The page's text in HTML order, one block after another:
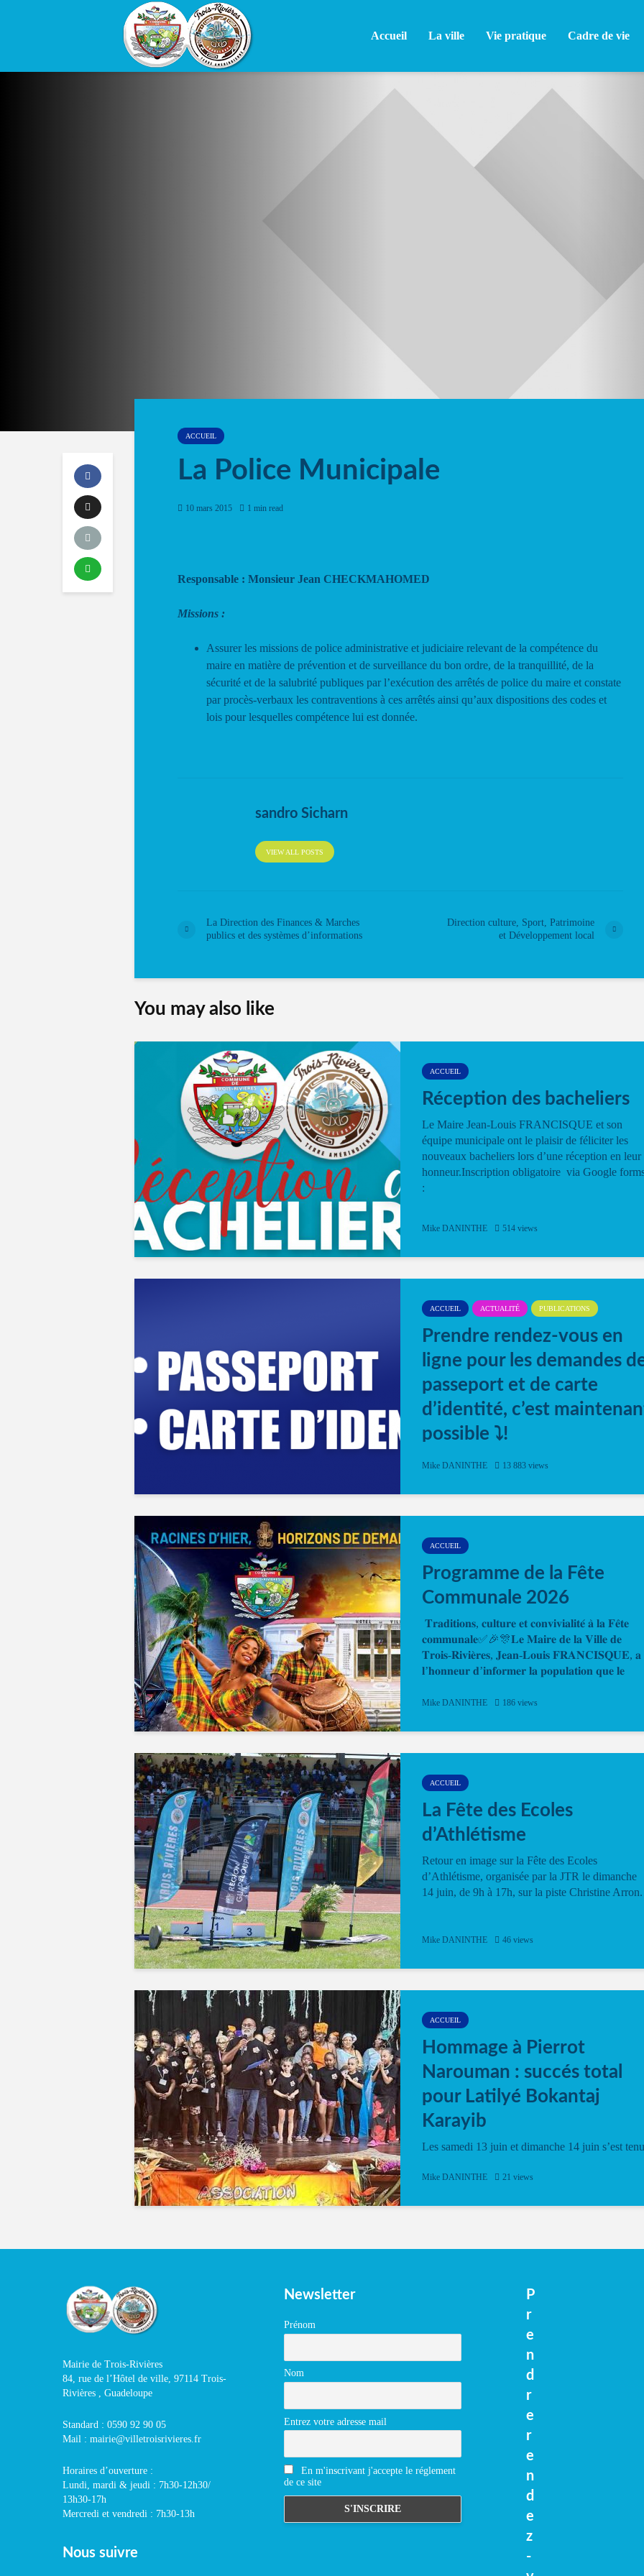
Accueil La ville Vie pratique Cadre de vie
ACCUEIL
La Police Municipale
10 mars 2015 1 min read
Responsable : Monsieur Jean CHECKMAHOMED
Missions :
Assurer les missions de police administrative et judiciaire relevant de la compétence du
maire en matière de prévention et de surveillance du bon ordre, de la tranquillité, de la
sécurité et de la salubrité publiques par l’exécution des arrêtés de police du maire et constate
par procès-verbaux les contraventions à ces arrêtés ainsi qu’aux dispositions des codes et
lois pour lesquelles compétence lui est donnée.
sandro Sicharn
VIEW ALL POSTS
La Direction des Finances & Marches
publics et des systèmes d’informations
Direction culture, Sport, Patrimoine
et Développement local
You may also like
ACCUEIL
Réception des bacheliers
Le Maire Jean-Louis FRANCISQUE et son
équipe municipale ont le plaisir de féliciter les
nouveaux bacheliers lors d’une réception en leur
honneur.Inscription obligatoire via Google
:
Mike DANINTHE 514 views
ACCUEIL ACTUALITÉ PUBLICATIONS
Prendre rendez-vous en
ligne pour les demandes
passeport et de carte
d’identité, c’est
possible ⤵️!
Désormais, il est possible de prendre rendez-
Mike DANINTHE 13 883 views
ACCUEIL
Programme de la Fête
Communale 2026
𝐓𝐫𝐚𝐝𝐢𝐭𝐢𝐨𝐧𝐬, 𝐜𝐮𝐥𝐭𝐮𝐫𝐞 𝐞𝐭 𝐜𝐨𝐧𝐯𝐢𝐯𝐢𝐚𝐥𝐢𝐭𝐞́ 𝐚̀ 𝐥𝐚 𝐅𝐞̂𝐭𝐞
𝐜𝐨𝐦𝐦𝐮𝐧𝐚𝐥𝐞✅🎉🎊𝐋𝐞 𝐌𝐚𝐢𝐫𝐞 𝐝𝐞 𝐥𝐚 𝐕𝐢𝐥𝐥𝐞 𝐝𝐞
𝐓𝐫𝐨𝐢𝐬-𝐑𝐢𝐯𝐢𝐞̀𝐫𝐞𝐬, 𝐉𝐞𝐚𝐧-𝐋𝐨𝐮𝐢𝐬 𝐅𝐑𝐀𝐍𝐂𝐈𝐒𝐐𝐔𝐄, 𝐚
𝐥’𝐡𝐨𝐧𝐧𝐞𝐮𝐫 𝐝’𝐢𝐧𝐟𝐨𝐫𝐦𝐞𝐫 𝐥𝐚 𝐩𝐨𝐩𝐮𝐥𝐚𝐭𝐢𝐨𝐧 𝐪𝐮𝐞 𝐥𝐞
Mike DANINTHE 186 views
ACCUEIL
La Fête des Ecoles
d’Athlétisme
Retour en image sur la Fête des Ecoles
d’Athlétisme, organisée par la JTR le dimanche
14 juin, de 9h à 17h, sur la piste Christine Arron.
Mike DANINTHE 46 views
ACCUEIL
Hommage à Pierrot
Narouman : succés total
pour Latilyé Bokantaj
Karayib
Les samedi 13 juin et dimanche 14 juin s’est tenu
vibrant à Pierrot Narouman, organisé par
spectacle de fin d’année, présenté à la salle...
Mike DANINTHE 21 views
Mairie de Trois-Rivières
84, rue de l’Hôtel de ville, 97114 Trois-
Rivières , Guadeloupe
Standard : 0590 92 90 05
Mail : mairie@villetroisrivieres.fr
Horaires d’ouverture :
Lundi, mardi & jeudi : 7h30-12h30/
13h30-17h
Mercredi et vendredi : 7h30-13h
Nous suivre
Newsletter
Prénom
Nom
Entrez votre adresse mail
En m'inscrivant j'accepte le réglement
de ce site
P
r
e
n
d
r
e
r
e
n
d
e
z
-